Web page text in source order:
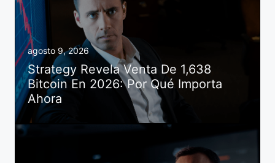
agosto 9, 2026
Strategy Revela Venta De 1,638
Bitcoin En 2026: Por Qué Importa
Ahora